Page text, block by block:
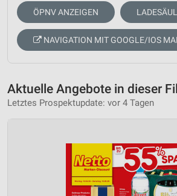
ÖPNV ANZEIGEN
NAVIGATION MIT GOOGLE/IOS
Aktuelle Angebote in dieser
Letztes Prospektupdate: vor 4 Tagen